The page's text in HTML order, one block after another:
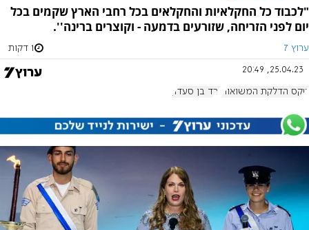
"לכבוד כל החקלאיות והחקלאים בכל רחבי הארץ שקמים בכל
יום לפני הזריחה, שזורעים בדמעה - וקוצרים ברינה''.
ערוץ 7 1 דקות
25.04.23, 20:49
טקס הדלקת המשואות ורד בן סעדון